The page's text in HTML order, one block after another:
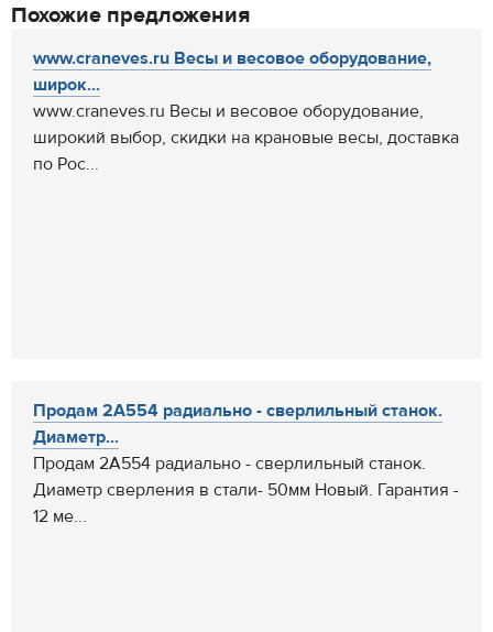
Похожие предложения
www.craneves.ru Весы и весовое оборудование,
широк...
www.craneves.ru Весы и весовое оборудование,
широкий выбор, скидки на крановые весы, доставка
по Рос...
Продам 2А554 радиально - сверлильный станок.
Диаметр...
Продам 2А554 радиально - сверлильный станок.
Диаметр сверления в стали- 50мм Новый. Гарантия -
12 ме...